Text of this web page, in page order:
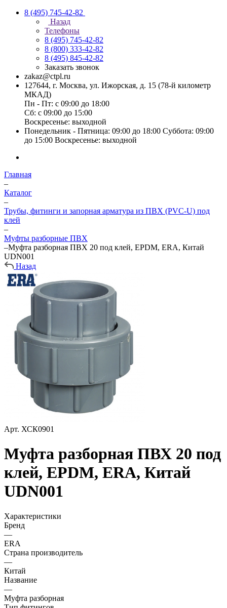
8 (495) 745-42-82
Назад
Телефоны
8 (495) 745-42-82
8 (800) 333-42-82
8 (495) 845-42-82
Заказать звонок
zakaz@ctpl.ru
127644, г. Москва, ул. Ижорская, д. 15 (78-й километр
МКАД)
Пн - Пт: с 09:00 до 18:00
Сб: с 09:00 до 15:00
Воскресенье: выходной
Понедельник - Пятница: 09:00 до 18:00 Суббота: 09:00
до 15:00 Воскресенье: выходной
Главная
–
Каталог
–
Трубы, фитинги и запорная арматура из ПВХ (PVC-U) под
клей
–
Муфты разборные ПВХ
–Муфта разборная ПВХ 20 под клей, EPDM, ERA, Китай
UDN001
Назад
Арт. ХСК0901
Муфта разборная ПВХ 20 под
клей, EPDM, ERA, Китай
UDN001
Характеристики
Бренд
—
ERA
Страна производитель
—
Китай
Название
—
Муфта разборная